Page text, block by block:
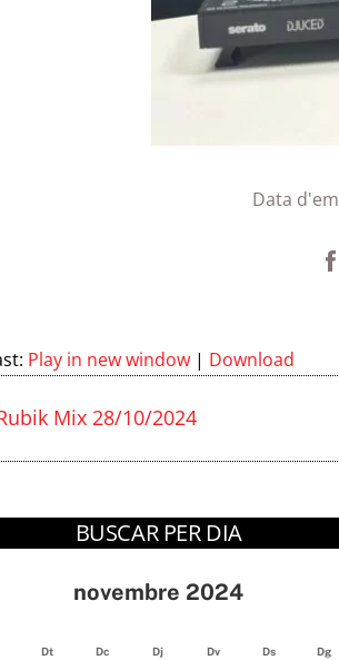
Data
Play in new window | Download
Mix 28/10/2024
BUSCAR PER DIA
novembre 2024
Dt Dc Dj Dv Ds Dg